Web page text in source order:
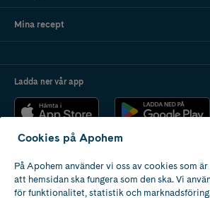
Mina recept
Ladda ner vår app
Apotek med tillstånd
av Läkemedelsverket
Cookies på Apohem
På Apohem använder vi oss av cookies som
att hemsidan ska fungera som den ska. Vi
för funktionalitet, statistik och